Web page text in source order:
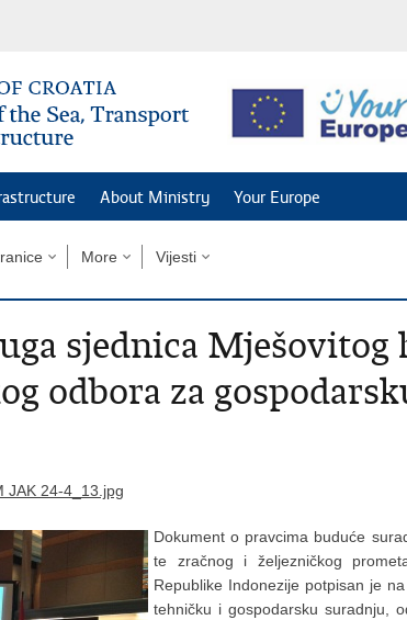
About Ministry Your Europe
More Vijesti
sjednica Mješovitog
odbora za
Dokument o pravcima buduće
te zračnog i željezničkog
Republike Indonezije potpisan je
tehničku i gospodarsku suradnju,